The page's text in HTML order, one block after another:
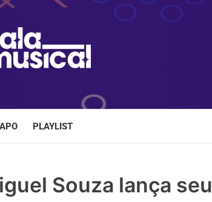
PLAYLIST
Souza lança seu